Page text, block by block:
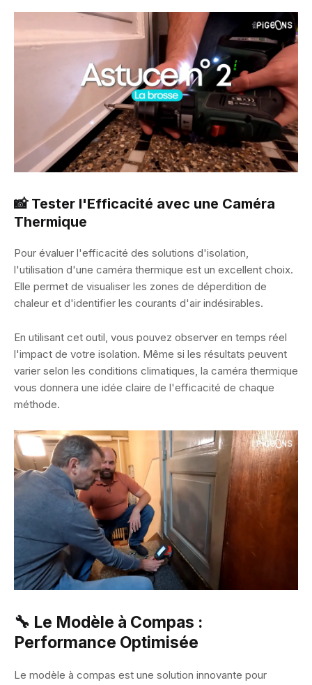
📸 Tester l'Efficacité avec une Caméra
Thermique
Pour évaluer l'efficacité des solutions d'isolation,
l'utilisation d'une caméra thermique est un excellent choix.
Elle permet de visualiser les zones de déperdition de
chaleur et d'identifier les courants d'air indésirables.
En utilisant cet outil, vous pouvez observer en temps réel
l'impact de votre isolation. Même si les résultats peuvent
varier selon les conditions climatiques, la caméra thermique
vous donnera une idée claire de l'efficacité de chaque
méthode.
🔧 Le Modèle à Compas :
Performance Optimisée
Le modèle à compas est une solution innovante pour